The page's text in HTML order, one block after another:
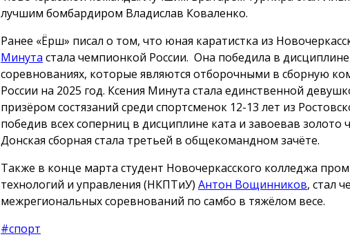
лучшим бомбардиром Владислав Коваленко.
Ранее «Ёрш» писал о том, что юная каратистка из
Минута стала чемпионкой России. Она победила в
соревнованиях, которые являются отборочными в сборную
России на 2025 год. Ксения Минута стала единственной
призёром состязаний среди спортсменок 12-13 лет из
победив всех соперниц в дисциплине ката и завоевав золото
Донская сборная стала третьей в общекомандном зачёте.
Также в конце марта студент Новочеркасского колледжа
технологий и управления (НКПТиУ) Антон Вощинников, стал
межрегиональных соревнований по самбо в тяжёлом весе.
#спорт